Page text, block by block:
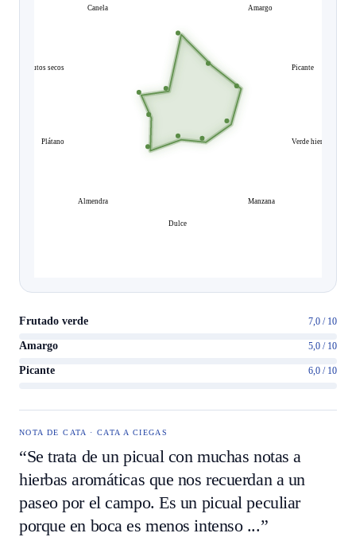
Amargo
Picante
Verde hierba
Manzana
Dulce
Almendra
Plátano
Frutos secos
Canela
Frutado verde 7,0 / 10
Amargo 5,0 / 10
Picante 6,0 / 10
NOTA DE CATA · CATA A CIEGAS
“Se trata de un picual con muchas notas a
hierbas aromáticas que nos recuerdan a un
paseo por el campo. Es un picual peculiar
porque en boca es menos intenso ...”